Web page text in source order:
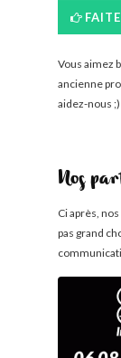
Vous aimez
ancienne
aidez-nous ;)
Nos
Ci après,
pas grand